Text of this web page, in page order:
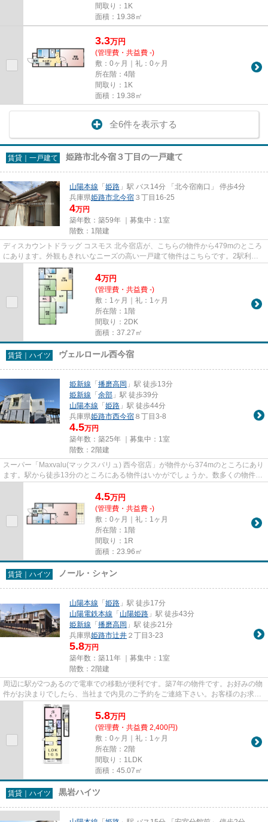
間取り：1K
面積：19.38㎡
3.3万円
(管理費・共益費 -)
敷：0ヶ月｜礼：0ヶ月
所在階：4階
間取り：1K
面積：19.38㎡
全6件を表示する
賃貸｜一戸建て 姫路市北今宿３丁目の一戸建て
山陽本線 「姫路 」駅 バス14分 「北今宿南口」 停歩4分
兵庫県姫路市北今宿 ３丁目16-25
4万円
築年数：築59年 ｜募集中： 1室
階数：1階建
ディスカウントドラッグ コスモス 北今宿店が、こちらの物件から479mのところ
にあります。外観もきれいなニーズの高い一戸建て物件はこちらです。2駅利用
可能でとても利便性の高い一戸...
4万円
(管理費・共益費 -)
敷：1ヶ月｜礼：1ヶ月
所在階：1階
間取り：2DK
面積：37.27㎡
賃貸｜ハイツ ヴェルロール西今宿
姫新線 「播磨高岡 」駅 徒歩13分
姫新線 「余部 」駅 徒歩39分
山陽本線 「姫路 」駅 徒歩44分
兵庫県姫路市西今宿 ８丁目3-8
4.5万円
築年数：築25年 ｜募集中： 1室
階数：2階建
スーパー「Maxvalu(マックスバリュ) 西今宿店」が物件から374mのところにあり
ます。駅から徒歩13分のところにある物件はいかがでしょうか。数多くの物件を
ご用意しております。お客様...
4.5万円
(管理費・共益費 -)
敷：0ヶ月｜礼：1ヶ月
所在階：1階
間取り：1R
面積：23.96㎡
賃貸｜ハイツ ノール・シャン
山陽本線 「姫路 」駅 徒歩17分
山陽電鉄本線 「山陽姫路 」駅 徒歩43分
姫新線 「播磨高岡 」駅 徒歩21分
兵庫県姫路市辻井 ２丁目3-23
5.8万円
築年数：築11年 ｜募集中： 1室
階数：2階建
周辺に駅が2つあるので電車での移動が便利です。築7年の物件です。お好みの物
件がお決まりでしたら、当社まで内見のご予約をご連絡下さい。お客様のお求め
の物件を見つけるお手伝いを...
5.8万円
(管理費・共益費 2,400円)
敷：0ヶ月｜礼：1ヶ月
所在階：2階
間取り：1LDK
面積：45.07㎡
賃貸｜ハイツ 黒岩ハイツ